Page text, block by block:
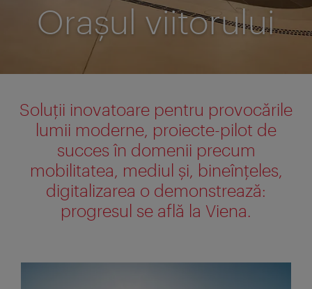
Orașul viitorului
Soluții inovatoare pentru provocările
lumii moderne, proiecte-pilot de
succes în domenii precum
mobilitatea, mediul și, bineînțeles,
digitalizarea o demonstrează:
progresul se află la Viena.